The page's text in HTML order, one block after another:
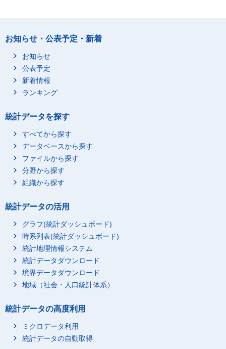
お知らせ・公表予定・新着
お知らせ
公表予定
新着情報
ランキング
統計データを探す
すべてから探す
データベースから探す
ファイルから探す
分野から探す
組織から探す
統計データの活用
グラフ(統計ダッシュボード)
時系列表(統計ダッシュボード)
統計地理情報システム
統計データダウンロード
境界データダウンロード
地域（社会・人口統計体系）
統計データの高度利用
ミクロデータ利用
統計データの自動取得